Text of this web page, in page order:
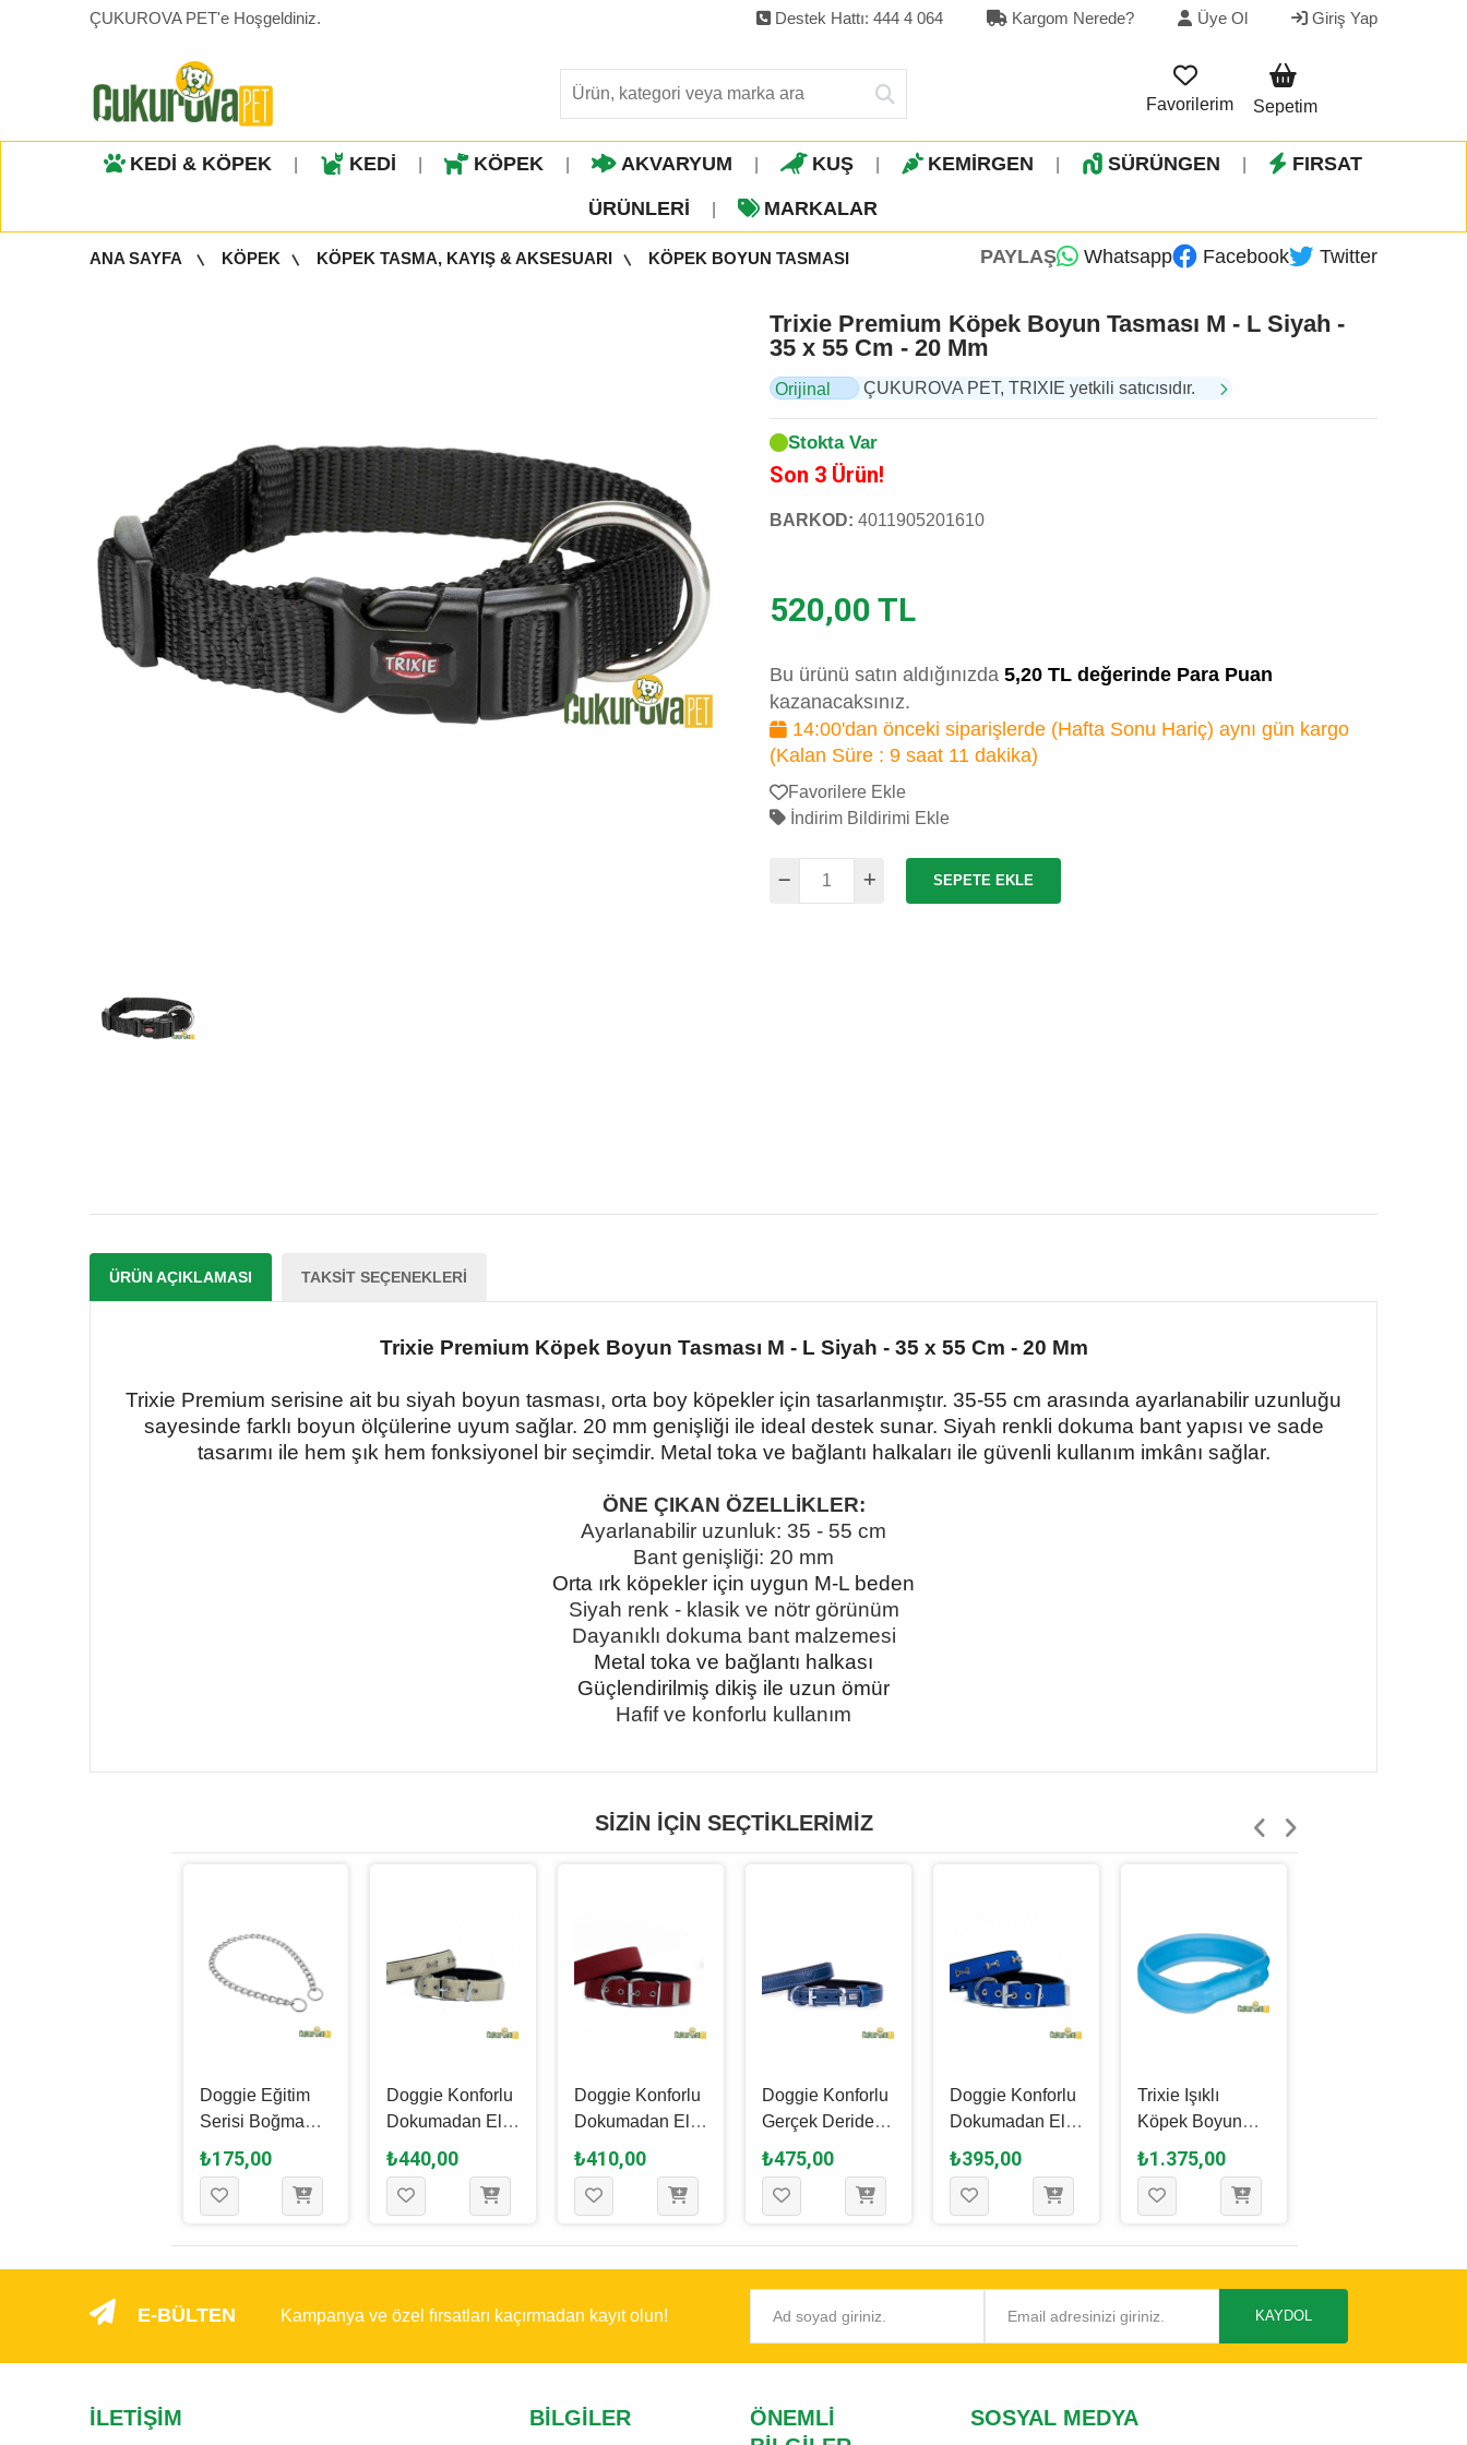
ÇUKUROVA PET'e Hoşgeldiniz. Destek Hattı: 444 4 064 Kargom Nerede? Üye Ol Giriş Yap
Favorilerim Sepetim
KEDİ & KÖPEK KEDİ KÖPEK AKVARYUM KUŞ KEMİRGEN SÜRÜNGEN FIRSAT
ÜRÜNLERI MARKALAR
ANA SAYFA KÖPEK KÖPEK TASMA, KAYIŞ & AKSESUARI KÖPEK BOYUN TASMASI PAYLAŞ Whatsapp Facebook Twitter
Trixie Premium Köpek Boyun Tasması M - L Siyah -
35 x 55 Cm - 20 Mm
Orijinal
ÇUKUROVA PET, TRIXIE yetkili satıcısıdır.
Stokta Var
Son 3 Ürün!
BARKOD: 4011905201610
520,00 TL
Bu ürünü satın aldığınızda 5,20 TL değerinde Para Puan
kazanacaksınız.
14:00'dan önceki siparişlerde (Hafta Sonu Hariç) aynı gün kargo
(Kalan Süre : 9 saat 11 dakika)
Favorilere Ekle
İndirim Bildirimi Ekle
SEPETE EKLE
ÜRÜN AÇIKLAMASI TAKSIT SEÇENEKLERI
Trixie Premium Köpek Boyun Tasması M - L Siyah - 35 x 55 Cm - 20 Mm
Trixie Premium serisine ait bu siyah boyun tasması, orta boy köpekler için tasarlanmıştır. 35-55 cm arasında ayarlanabilir uzunluğu
sayesinde farklı boyun ölçülerine uyum sağlar. 20 mm genişliği ile ideal destek sunar. Siyah renkli dokuma bant yapısı ve sade
tasarımı ile hem şık hem fonksiyonel bir seçimdir. Metal toka ve bağlantı halkaları ile güvenli kullanım imkânı sağlar.
ÖNE ÇIKAN ÖZELLİKLER:
Ayarlanabilir uzunluk: 35 - 55 cm
Bant genişliği: 20 mm
Orta ırk köpekler için uygun M-L beden
Siyah renk - klasik ve nötr görünüm
Dayanıklı dokuma bant malzemesi
Metal toka ve bağlantı halkası
Güçlendirilmiş dikiş ile uzun ömür
Hafif ve konforlu kullanım
SIZIN İÇIN SEÇTIKLERIMIZ
Doggie Eğitim
Serisi Boğma
Zincirli Köpek
Boyun Tasması
M - 4 x 75 - 75
₺175,00
Doggie Konforlu
Dokumadan El
Yapımı Kemik
Süslü Köpek
Boyun Tasması L
Cm - Haki
₺440,00
Doggie Konforlu
Dokumadan El
Yapımı Köpek
Boyun Tasması
S - 5 x 50 - 60
₺410,00
Doggie Konforlu
Gerçek Deriden
El Yapımı Pati
Desenli Köpek
Boyun Tasması
Cm - Royal Mavi
₺475,00
Doggie Konforlu
Dokumadan El
Yapımı Kemik
Süslü Köpek
Boyun Tasması 2
Royal Mavi
₺395,00
Trixie Işıklı
Köpek Boyun
Tasması M - L
Mavi - 30 Mm -
50 Cm
₺1.375,00
E-BÜLTEN Kampanya ve özel fırsatları kaçırmadan kayıt olun! KAYDOL
İLETIŞIM BILGILER
ÖNEMLI
SOSYAL MEDYA